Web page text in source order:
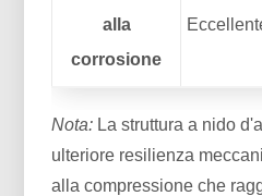
alla
corrosione
Nota: La struttura a nido
ulteriore resilienza
alla compressione che